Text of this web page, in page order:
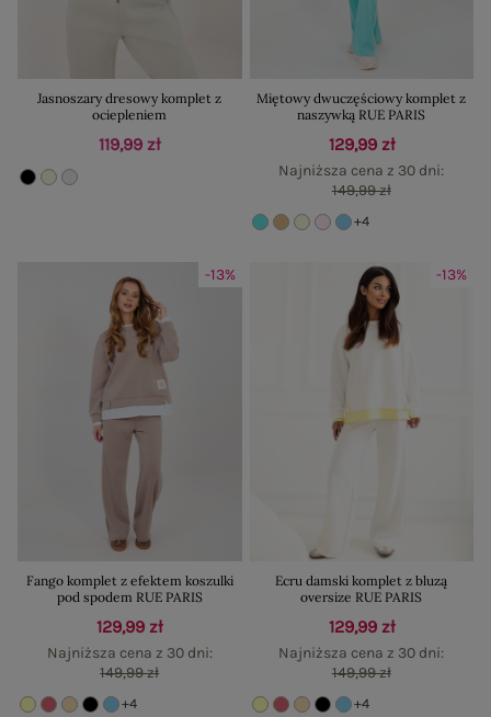
Jasnoszary dresowy komplet z
ociepleniem
119,99 zł
Miętowy dwuczęściowy komplet z
naszywką RUE PARIS
129,99 zł
Najniższa cena z 30 dni:
149,99 zł
+4
-13%
Fango komplet z efektem koszulki
pod spodem RUE PARIS
129,99 zł
Najniższa cena z 30 dni:
149,99 zł
+4
-13%
Ecru damski komplet z bluzą
oversize RUE PARIS
129,99 zł
Najniższa cena z 30 dni:
149,99 zł
+4